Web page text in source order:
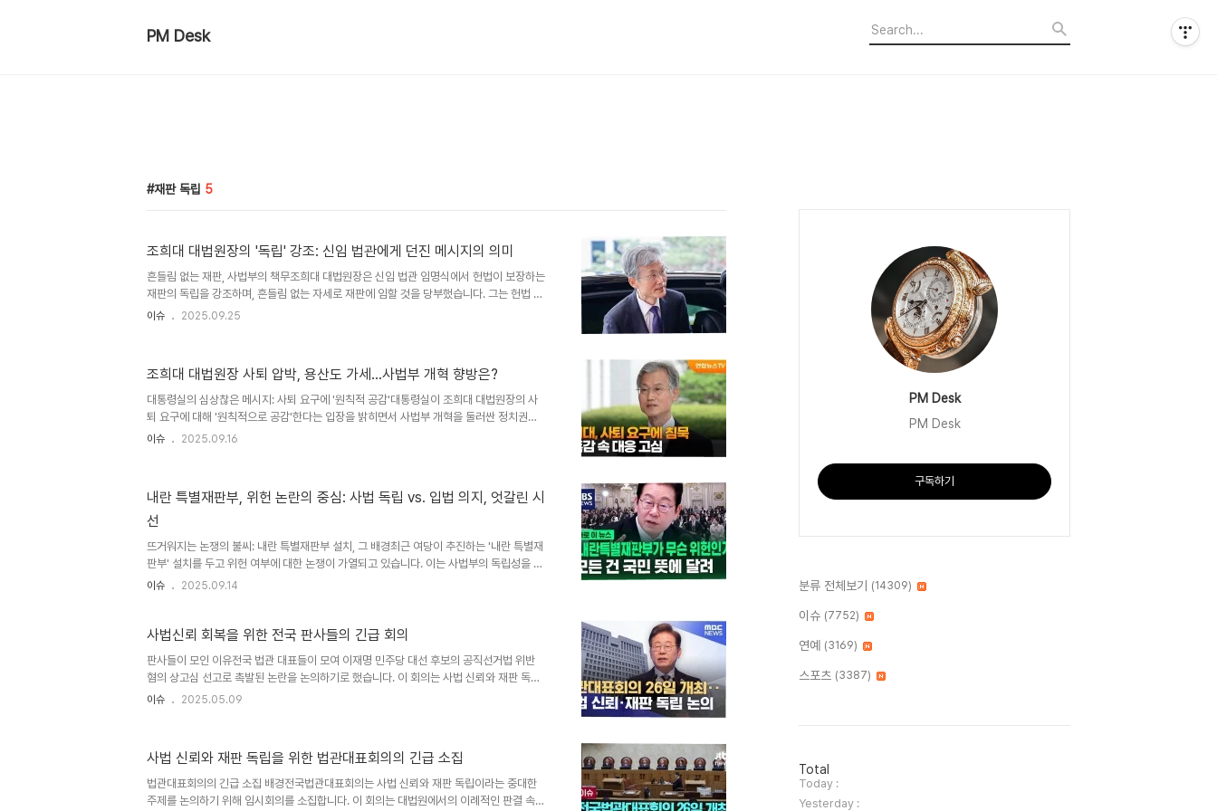
PM Desk
재판 독립 5
조희대 대법원장의 '독립' 강조: 신임 법관에게 던진 메시지의 의미
흔들림 없는 재판, 사법부의 책무조희대 대법원장은 신임 법관 임명식에서 헌법이 보장하는
재판의 독립을 강조하며, 흔들림 없는 자세로 재판에 임할 것을 당부했습니다. 그는 헌법 정
신을 되새기며, 오직 헌법과 법률, 양심에 따라 재판할 것을 강조했습니다. 이는 최근 사법
한 책무를 다할 때 국민의 신뢰를 얻을 수 있으며, 이러한 신뢰가 사법부 존립의 든든한 기
반이 된다고 역설했습니다. 이는 사법부의 역할과 책임을 명확히 하고, 국민과의 소통을
강..
이슈 2025.09.25
조희대 대법원장 사퇴 압박, 용산도 가세…사법부 개혁 향방은?
대통령실의 심상찮은 메시지: 사퇴 요구에 '원칙적 공감'대통령실이 조희대 대법원장의 사
퇴 요구에 대해 '원칙적으로 공감'한다는 입장을 밝히면서 사법부 개혁을 둘러싼 정치권의
갈등이 심화되고 있습니다. 강유정 대통령실 대변인은 브리핑을 통해 더불어민주당의 사퇴
이됩니다. 강경한 민주당, 탄핵까지 거론하며 압박 수위 높여민주당은 조희대 대법원장을
향해 더욱 강경한 태도를 보이며 사퇴 압박 수위를 높이고 있습니다. 정청래 민주당 대표는
대법원..
이슈 2025.09.16
내란 특별재판부, 위헌 논란의 중심: 사법 독립 vs. 입법 의지, 엇갈린 시
선
뜨거워지는 논쟁의 불씨: 내란 특별재판부 설치, 그 배경최근 여당이 추진하는 '내란 특별재
판부' 설치를 두고 위헌 여부에 대한 논쟁이 가열되고 있습니다. 이는 사법부의 독립성을 침
해하는 행위인지, 아니면 입법부의 정당한 권한 행사인지에 대한 근본적인 질문을 던지며
이번 사안은 사법부의 독립성을 훼손할 수 있다는 우려와 함께, 입법부의 권한을 침해한다
있습니다. 대통령의 '위헌 일축' 발언과 이어진 파장이재명 대통령은 내란 특별재판부 설
치..
이슈 2025.09.14
사법신뢰 회복을 위한 전국 판사들의 긴급 회의
판사들이 모인 이유전국 법관 대표들이 모여 이재명 민주당 대선 후보의 공직선거법 위반
혐의 상고심 선고로 촉발된 논란을 논의하기로 했습니다. 이 회의는 사법 신뢰와 재판 독립
침해 우려를 논의하기 위해 열립니다. 전국법관대표회의는 임시 회의를 개최하며, 이 회의
판글과 관련이 깊습니다. 이들은 '30년 동안 법관으로 일하며 보지도 듣지도 못한 초고속
진행이다'라고 언급하며, 사법부의 정치적 중립성에 대한 의심을 제기했습니다. 또한, SNS
단체..
이슈 2025.05.09
사법 신뢰와 재판 독립을 위한 법관대표회의의 긴급 소집
법관대표회의의 긴급 소집 배경전국법관대표회의는 사법 신뢰와 재판 독립이라는 중대한
주제를 논의하기 위해 임시회의를 소집합니다. 이 회의는 대법원에서의 이례적인 판결 속에
PM Desk
PM Desk
구독하기
분류 전체보기 (14309)
이슈 (7752)
연예 (3169)
스포츠 (3387)
방
문
자
Total
Today :
Yesterday :